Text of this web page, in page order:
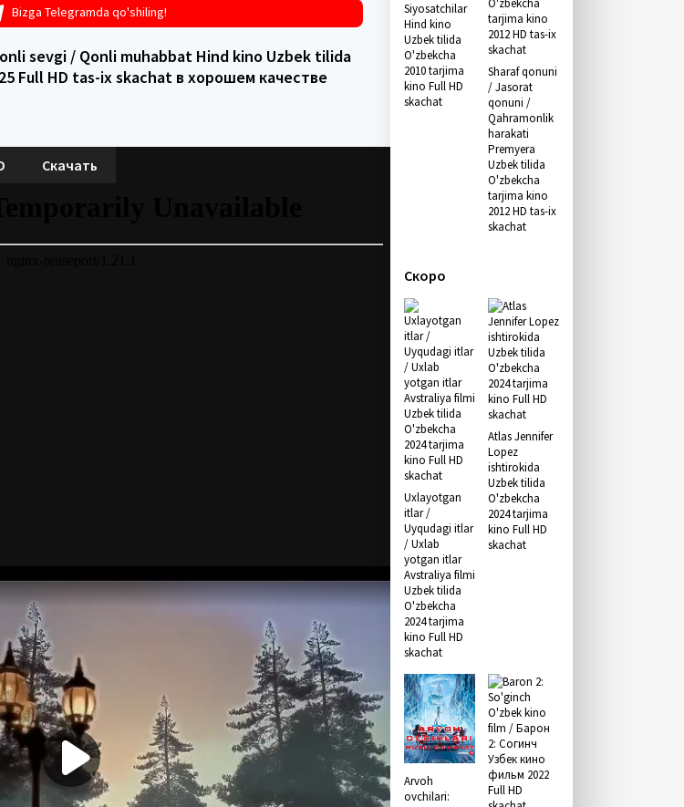
Bizga Telegramda qo'shiling!
sevgi / Qonli muhabbat Hind kino Uzbek tilida
Full HD tas-ix skachat в хорошем качестве
Скачать
Siyosatchilar
Hind kino
Uzbek tilida
O'zbekcha
2010 tarjima
kino Full HD
skachat
Sharaf qonuni
/ Jasorat
qonuni /
Qahramonlik
harakati
Premyera
Uzbek tilida
O'zbekcha
tarjima kino
2012 HD tas-ix
skachat
Скоро
Uxlayotgan
itlar /
Uyqudagi itlar
/ Uxlab
yotgan itlar
Avstraliya filmi
Uzbek tilida
O'zbekcha
2024 tarjima
kino Full HD
skachat
Atlas Jennifer
Lopez
ishtirokida
Uzbek tilida
O'zbekcha
2024 tarjima
kino Full HD
skachat
Arvoh
ovchilari: